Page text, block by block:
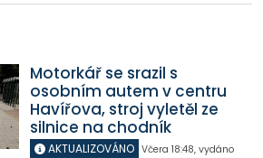
Motorkář se srazil s
osobním autem v centru
Havířova, stroj vyletěl ze
silnice na chodník
AKTUALIZOVÁNO Včera 18:48, vydáno